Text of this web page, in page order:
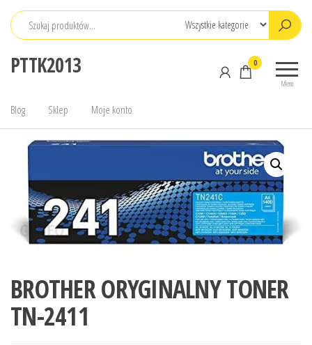
Przejdź
PTTK2013
Menu
0
Blog Sklep Moje konto
BROTHER ORYGINALNY TONER
TN-2411